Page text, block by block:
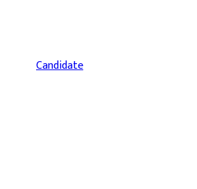
Candidate